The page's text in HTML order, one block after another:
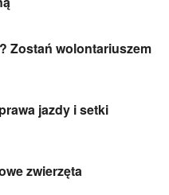
Zostań wolontariuszem
jazdy i setki
zwierzęta